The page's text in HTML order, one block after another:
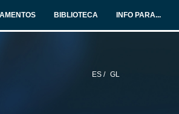
BIBLIOTECA INFO PARA...
ES / GL
Energy Management: A dixitalización da enerxía